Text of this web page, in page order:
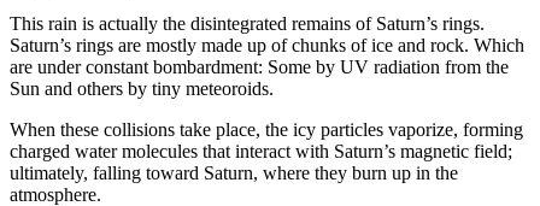
This rain is actually the disintegrated remains of Saturn’s rings.
Saturn’s rings are mostly made up of chunks of ice and rock. Which
are under constant bombardment: Some by UV radiation from the
Sun and others by tiny meteoroids.
When these collisions take place, the icy particles vaporize, forming
charged water molecules that interact with Saturn’s magnetic field;
ultimately, falling toward Saturn, where they burn up in the
atmosphere.